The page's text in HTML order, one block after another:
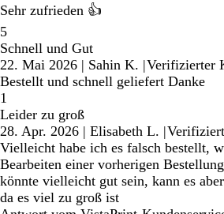
Sehr zufrieden 👍
5
Schnell und Gut
22. Mai 2026 | Sahin K. |Verifizierter
Bestellt und schnell geliefert Danke
1
Leider zu groß
28. Apr. 2026 | Elisabeth L. |
Vielleicht habe ich es falsch bestellt,
Bearbeiten einer vorherigen
könnte vielleicht gut sein, kann es
da es viel zu groß ist